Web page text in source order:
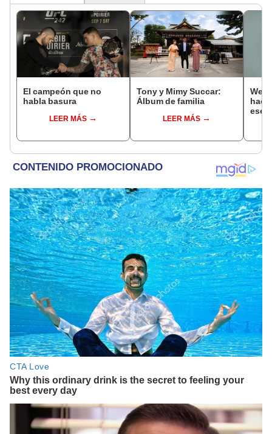
El campeón que no
habla basura
LEER MÁS
Tony y Mimy Succar:
Álbum de familia
LEER MÁS
ese